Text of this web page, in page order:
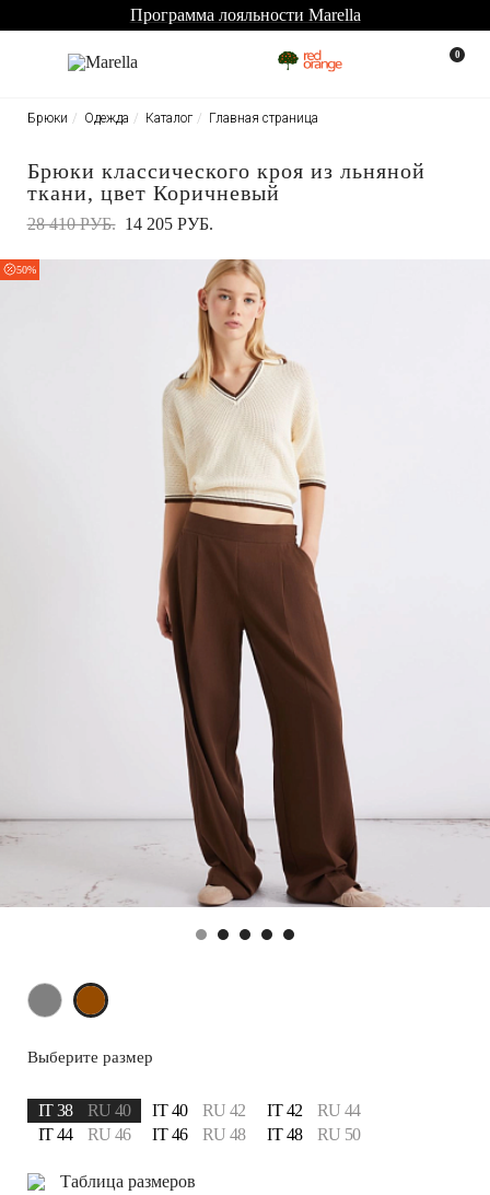
Программа лояльности Marella
0
Главная страница
Каталог
Одежда
Брюки
Брюки классического кроя из льняной
ткани, цвет Коричневый
28 410 РУБ. 14 205 РУБ.
50%
Выберите размер
IT 38 RU 40 IT 40 RU 42 IT 42
RU 44
IT 44
RU 46 IT 46 RU 48 IT 48 RU 50
Таблица размеров